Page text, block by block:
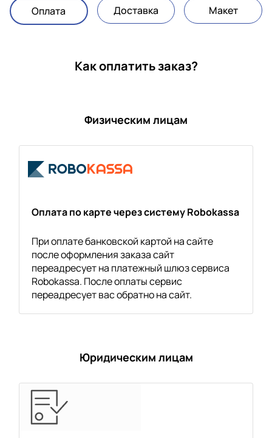
Оплата Доставка Макет
Как оплатить заказ?
Физическим лицам
Оплата по карте через систему Robokassa
При оплате банковской картой на сайте
после оформления заказа сайт
переадресует на платежный шлюз сервиса
Robokassa. После оплаты сервис
переадресует вас обратно на сайт.
Юридическим лицам